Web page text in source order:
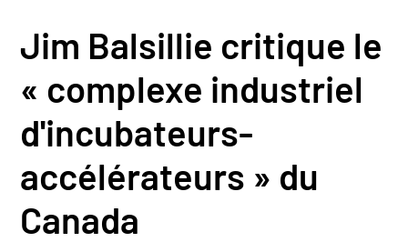
Jim Balsillie critique le
« complexe industriel
d'incubateurs-
accélérateurs » du
Canada